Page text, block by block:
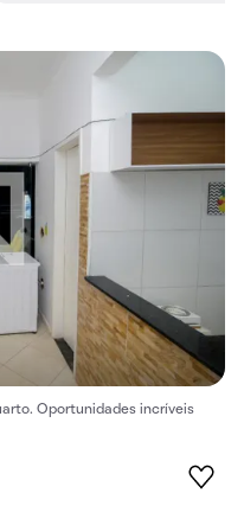
Oportunidades incríveis